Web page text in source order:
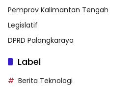
Pemprov Kalimantan Tengah
Legislatif
DPRD Palangkaraya
Label
Berita Teknologi